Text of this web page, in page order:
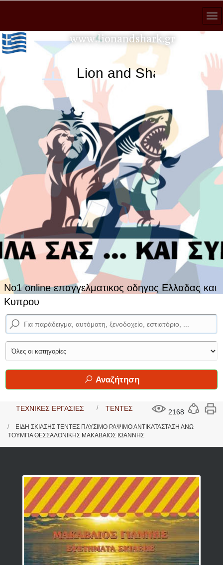
No1 online επαγγελματικος οδηγος Ελλαδας και
Κυπρου
www.lionandshark.gr
Lion and Shark κάθε
Αναζήτηση
2168
ΤΕΧΝΙΚΕΣ ΕΡΓΑΣΙΕΣ ΤΕΝΤΕΣ
ΕΙΔΗ ΣΚΙΑΣΗΣ ΤΕΝΤΕΣ ΠΛΥΣΙΜΟ ΡΑΨΙΜΟ ΑΝΤΙΚΑΤΑΣΤΑΣΗ ΑΝΩ
ΤΟΥΜΠΑ ΘΕΣΣΑΛΟΝΙΚΗΣ ΜΑΚΑΒΑΙΟΣ ΙΩΑΝΝΗΣ